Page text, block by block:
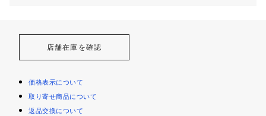
店舗在庫を確認
価格表示について
取り寄せ商品について
返品交換について